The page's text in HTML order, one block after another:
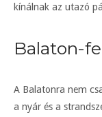
kínálnak az utazó
Balaton-
A Balatonra nem
a nyár és a